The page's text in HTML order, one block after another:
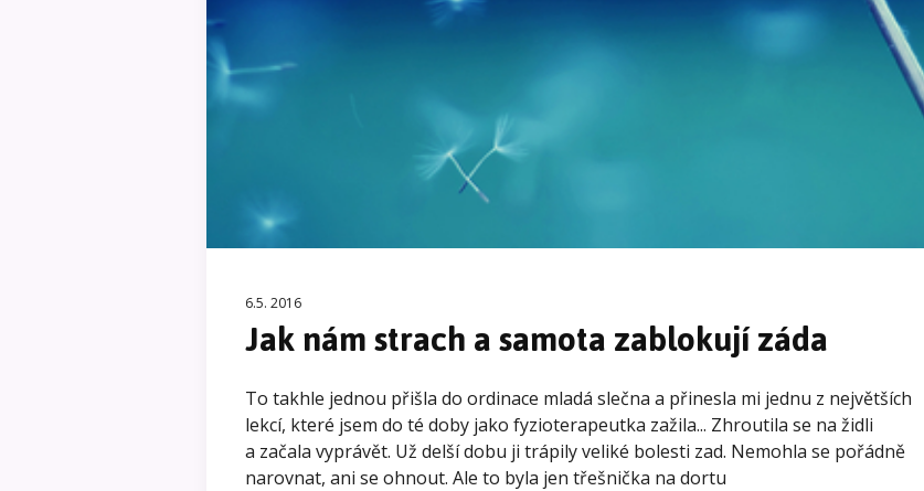
6.5. 2016
Jak nám strach a samota zablokují záda
To takhle jednou přišla do ordinace mladá slečna a přinesla mi jednu z největších
lekcí, které jsem do té doby jako fyzioterapeutka zažila... Zhroutila se na židli
a začala vyprávět. Už delší dobu ji trápily veliké bolesti zad. Nemohla se pořádně
narovnat, ani se ohnout. Ale to byla jen třešnička na dortu